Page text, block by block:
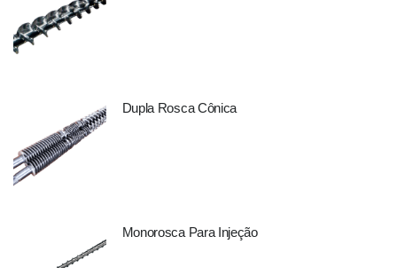
Dupla Rosca Cônica
Monorosca Para Injeção